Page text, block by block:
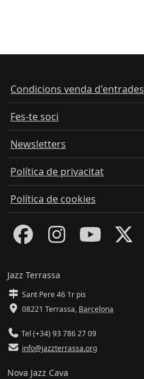
Condicions venda d'entrades
Fes-te soci
Newsletters
Política de privacitat
Política de cookies
Jazz Terrassa
Sant Pere 46 1r pis
08221 Terrassa, Barcelona
Tel (+34) 93 786 27 09
info@jazzterrassa.org
Nova Jazz Cava